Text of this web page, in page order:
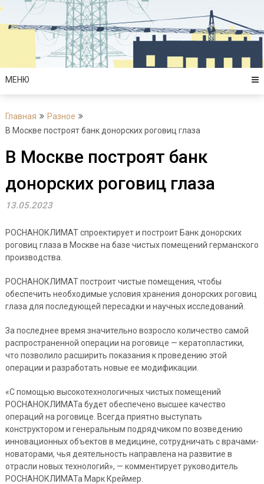
Перейти
содержимому
МЕНЮ
Главная
Разное
В Москве построят банк донорских роговиц глаза
В Москве построят банк
донорских роговиц глаза
13.05.2023
РОСНАНОКЛИМАТ спроектирует и построит Банк донорских
роговиц глаза в Москве на базе чистых помещений германского
производства.
РОСНАНОКЛИМАТ построит чистые помещения, чтобы
обеспечить необходимые условия хранения донорских роговиц
глаза для последующей пересадки и научных исследований.
За последнее время значительно возросло количество самой
распространенной операции на роговице — кератопластики,
что позволило расширить показания к проведению этой
операции и разработать новые ее модификации.
«С помощью высокотехнологичных чистых помещений
РОСНАНОКЛИМАТа будет обеспечено высшее качество
операций на роговице. Всегда приятно выступать
конструктором и генеральным подрядчиком по возведению
инновационных объектов в медицине, сотрудничать с врачами-
новаторами, чья деятельность направлена на развитие в
отрасли новых технологий», — комментирует руководитель
РОСНАНОКЛИМАТа Марк Креймер.